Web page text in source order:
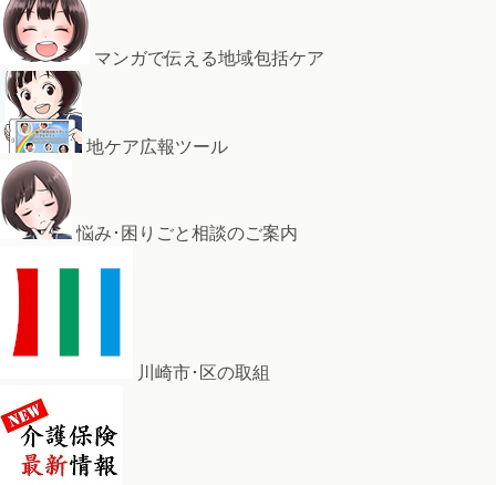
マンガで伝える地域包括ケア
地ケア広報ツール
悩み･困りごと相談のご案内
川崎市･区の取組